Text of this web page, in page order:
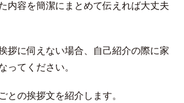
内容を簡潔にまとめて伝えれば大丈夫
拶に伺えない場合、自己紹介の際に家
ってください。
との挨拶文を紹介します。